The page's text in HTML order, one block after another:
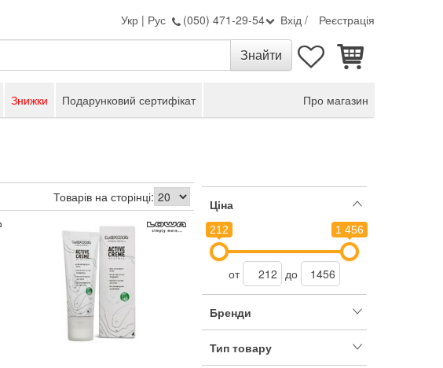
Укр | Рус (050) 471-29-54 Вхід / Реєстрація
Знижки Подарунковий сертифікат Про магазин
Товарів на сторінці: Ціна
212 1 456
от до
Бренди
Тип товару